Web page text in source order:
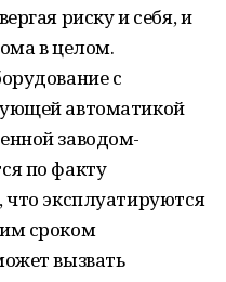
риску и себя, и
в целом.
с
автоматикой
заводом-
по факту
эксплуатируются
сроком
вызвать